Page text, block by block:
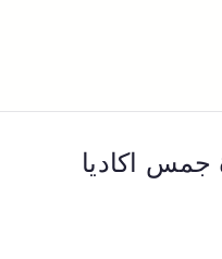
بنشر متنقل
متنقل الكويت كهرباء
جمس اكاديا